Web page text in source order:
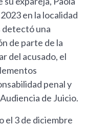
en la localidad
detectó una
de parte de la
del acusado, el
penal y
de Juicio.
el 3 de diciembre